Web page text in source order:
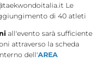
Le
di 40 atleti
all'evento sarà sufficiente
attraverso la scheda
dell'AREA